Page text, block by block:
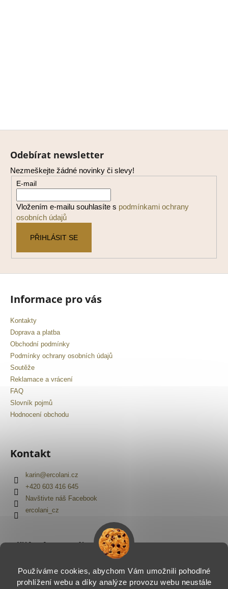
Používáme cookies, abychom Vám umožnili pohodlné
prohlížení webu a díky analýze provozu webu neustále
Odebírat newsletter
Nezmeškejte žádné novinky či slevy!
E-mail
Vložením e-mailu souhlasíte s podmínkami ochrany
osobních údajů
PŘIHLÁSIT SE
Informace pro vás
Kontakty
Doprava a platba
Obchodní podmínky
Podmínky ochrany osobních údajů
Soutěže
Reklamace a vrácení
FAQ
Slovník pojmů
Hodnocení obchodu
Kontakt
karin@ercolani.cz
+420 603 416 645
Navštivte náš Facebook
ercolani_cz
Přijímáme online platby